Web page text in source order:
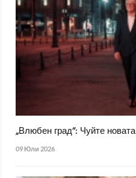
„Влюбен град“: Чуйте
09 Юли 2026